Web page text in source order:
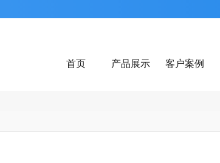
首页 产品展示 客户案例